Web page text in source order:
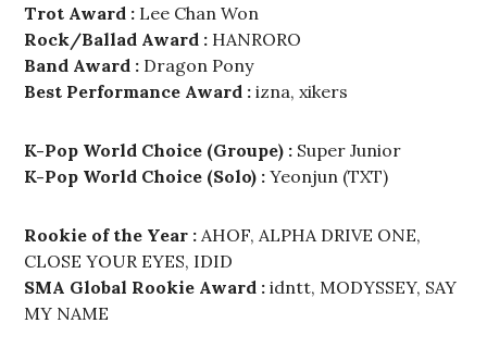
Trot Award : Lee Chan Won
Rock/Ballad Award : HANRORO
Band Award : Dragon Pony
Best Performance Award : izna, xikers
K-Pop World Choice (Groupe) : Super Junior
K-Pop World Choice (Solo) : Yeonjun (TXT)
Rookie of the Year : AHOF, ALPHA DRIVE ONE,
CLOSE YOUR EYES, IDID
SMA Global Rookie Award : idntt, MODYSSEY, SAY
MY NAME